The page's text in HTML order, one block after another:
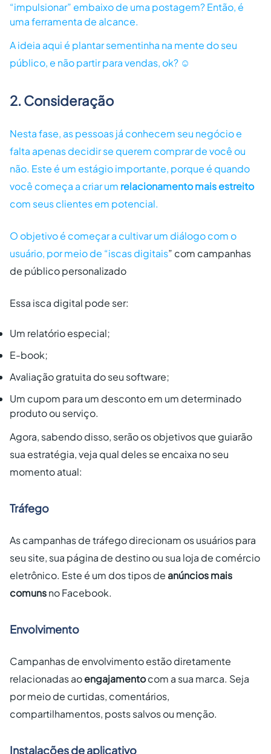
“impulsionar” embaixo de uma postagem? Então, é
uma ferramenta de alcance.
A ideia aqui é plantar sementinha na mente do seu
público, e não partir para vendas, ok? ☺️
2. Consideração
Nesta fase, as pessoas já conhecem seu negócio e
falta apenas decidir se querem comprar de você ou
não. Este é um estágio importante, porque é quando
você começa a criar um relacionamento mais estreito
com seus clientes em potencial.
O objetivo é começar a cultivar um diálogo com o
usuário, por meio de “iscas digitais” com campanhas
de público personalizado
Essa isca digital pode ser:
Um relatório especial;
E-book;
Avaliação gratuita do seu software;
Um cupom para um desconto em um determinado
produto ou serviço.
Agora, sabendo disso, serão os objetivos que guiarão
sua estratégia, veja qual deles se encaixa no seu
momento atual:
Tráfego
As campanhas de tráfego direcionam os usuários para
seu site, sua página de destino ou sua loja de comércio
eletrônico. Este é um dos tipos de anúncios mais
comunsno Facebook.
Envolvimento
Campanhas de envolvimento estão diretamente
relacionadas aoengajamentocom a sua marca. Seja
por meio de curtidas, comentários,
compartilhamentos, posts salvos ou menção.
Instalações de aplicativo